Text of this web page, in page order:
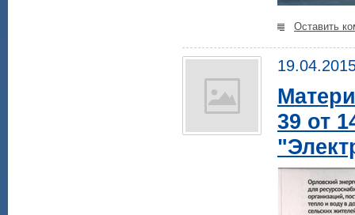
Оставить
39 от